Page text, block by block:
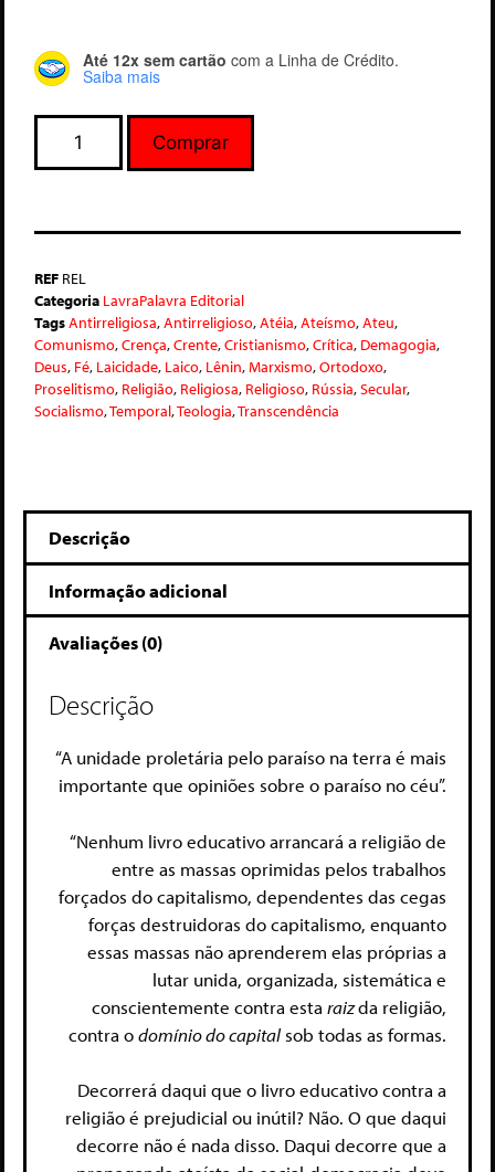
Até 12x sem cartão com a Linha de Crédito.
Saiba mais
Comprar
REF REL
Categoria LavraPalavra Editorial
TagsAntirreligiosa,Antirreligioso,Atéia,Ateísmo,Ateu,
Comunismo,Crença,Crente,Cristianismo,Crítica, Demagogia,
Deus, Fé, Laicidade, Laico, Lênin,Marxismo,Ortodoxo,
Proselitismo, Religião, Religiosa, Religioso, Rússia,Secular,
Socialismo,Temporal,Teologia,Transcendência
Descrição
Informação adicional
Avaliações (0)
Descrição
“A unidade proletária pelo paraíso na terra é mais
importante que opiniões sobre o paraíso no céu”.
“Nenhum livro educativo arrancará a religião de
entre as massas oprimidas pelos trabalhos
forçados do capitalismo, dependentes das cegas
forças destruidoras do capitalismo, enquanto
essas massas não aprenderem elas próprias a
lutar unida, organizada, sistemática e
conscientemente contra esta raizda religião,
contra odomínio do capitalsob todas as formas.
Decorrerá daqui que o livro educativo contra a
religião é prejudicial ou inútil? Não. O que daqui
decorre não é nada disso. Daqui decorre que a